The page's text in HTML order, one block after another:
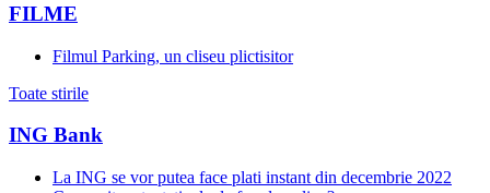
FILME
Filmul Parking, un cliseu plictisitor
Toate stirile
ING Bank
La ING se vor putea face plati instant din decembrie 2022